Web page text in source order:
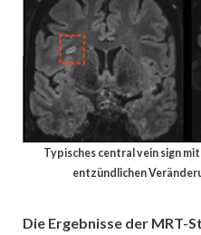
Typisches central vein sign
entzündlichen
Die Ergebnisse der MRT-